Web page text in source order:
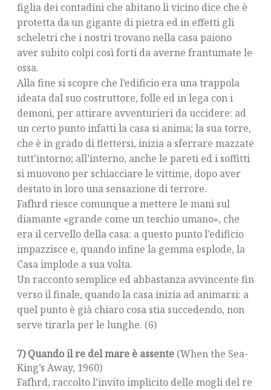
figlia dei contadini che abitano lì vicino dice che è
protetta da un gigante di pietra ed in effetti gli
scheletri che i nostri trovano nella casa paiono
aver subito colpi così forti da averne frantumate le
ossa.
Alla fine si scopre che l’edificio era una trappola
ideata dal suo costruttore, folle ed in lega con i
demoni, per attirare avventurieri da uccidere: ad
un certo punto infatti la casa si anima; la sua torre,
che è in grado di flettersi, inizia a sferrare mazzate
tutt’intorno; all’interno, anche le pareti ed i soffitti
si muovono per schiacciare le vittime, dopo aver
destato in loro una sensazione di terrore.
Fafhrd riesce comunque a mettere le mani sul
diamante «grande come un teschio umano», che
era il cervello della casa: a questo punto l’edificio
impazzisce e, quando infine la gemma esplode, la
Casa implode a sua volta.
Un racconto semplice ed abbastanza avvincente fin
verso il finale, quando la casa inizia ad animarsi: a
quel punto è già chiaro cosa stia succedendo, non
serve tirarla per le lunghe. (6)
7) Quando il re del mare è assente (When the Sea-
King’s Away, 1960)
Fafhrd, raccolto l’invito implicito delle mogli del re